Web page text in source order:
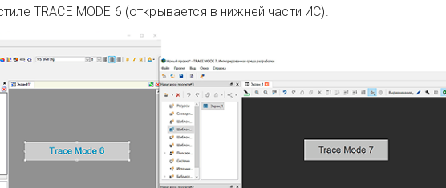
TRACE MODE 6 (открывается в нижней части ИС).